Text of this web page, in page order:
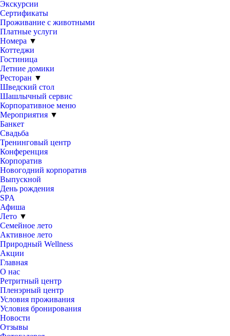
Экскурсии
Сертификаты
Проживание с животными
Платные услуги
Номера ▼
Коттеджи
Гостиница
Летние домики
Ресторан ▼
Шведский стол
Шашлычный сервис
Корпоративное меню
Мероприятия ▼
Банкет
Свадьба
Тренинговый центр
Конференция
Корпоратив
Новогодний корпоратив
Выпускной
День рождения
SPA
Афиша
Лето ▼
Семейное лето
Активное лето
Природный Wellness
Акции
Главная
О нас
Ретритный центр
Пленэрный центр
Условия проживания
Условия бронирования
Новости
Отзывы